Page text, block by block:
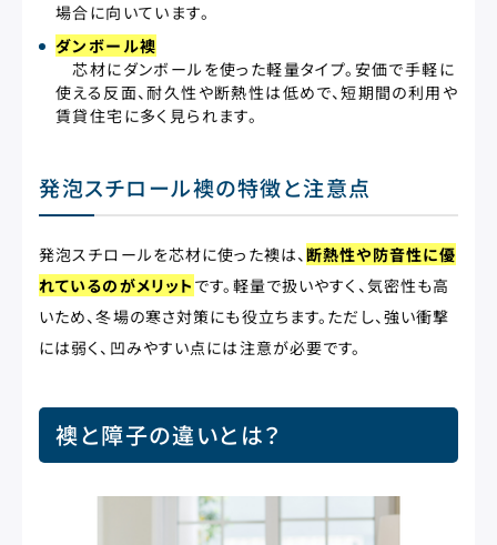
場合に向いています。
ダンボール襖
芯材にダンボールを使った軽量タイプ。安価で手軽に
使える反面、耐久性や断熱性は低めで、短期間の利用や
賃貸住宅に多く見られます。
発泡スチロール襖の特徴と注意点
発泡スチロールを芯材に使った襖は、断熱性や防音性に優
れているのがメリット です。軽量で扱いやすく、気密性も高
いため、冬場の寒さ対策にも役立ちます。ただし、強い衝撃
には弱く、凹みやすい点には注意が必要です。
襖と障子の違いとは？